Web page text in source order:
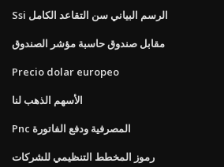
Ssi الرسم البياني سن التقاعد الكامل
مقابل صندوق حاسبة مؤشر الصندوق
Precio dolar europeo
الأسهم الذهب لنا
Pnc المصرفية ودفع الفاتورة
رموز المخطط التنظيمي للشركات